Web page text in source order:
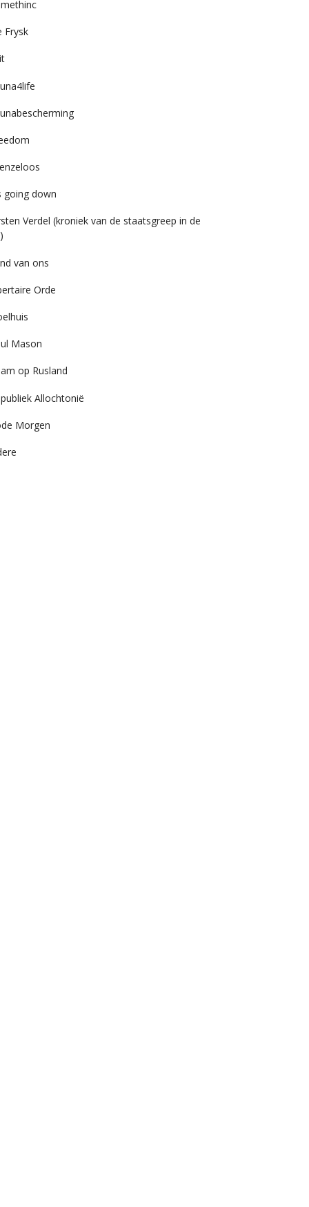
Frysk
going down
Verdel (kroniek van de staatsgreep in de
van ons
Orde
Mason
op Rusland
Allochtonië
Morgen